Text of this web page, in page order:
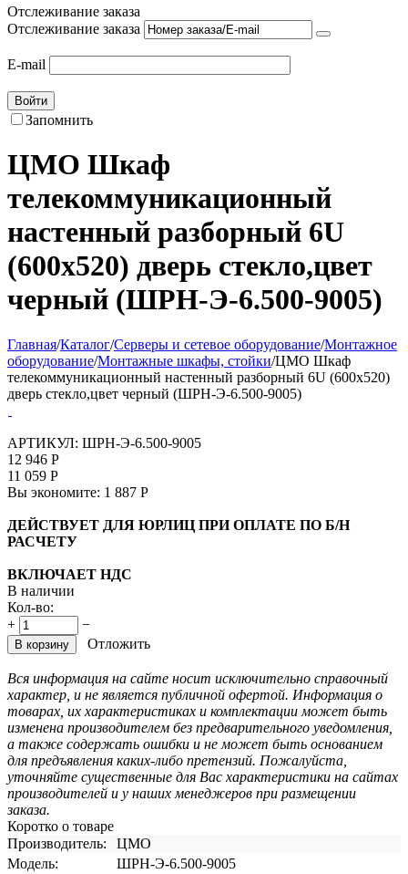
Отслеживание заказа
Отслеживание заказа
E-mail
Войти
Запомнить
ЦМО Шкаф
телекоммуникационный
настенный разборный 6U
(600х520) дверь стекло,цвет
черный (ШРН-Э-6.500-9005)
Главная/Каталог/Серверы и сетевое оборудование/Монтажное
оборудование/Монтажные шкафы, стойки/ЦМО Шкаф
телекоммуникационный настенный разборный 6U (600х520)
дверь стекло,цвет черный (ШРН-Э-6.500-9005)
АРТИКУЛ: ШРН-Э-6.500-9005
12 946 Р
11 059 Р
Вы экономите: 1 887 Р
ДЕЙСТВУЕТ ДЛЯ ЮРЛИЦ ПРИ ОПЛАТЕ ПО Б/Н
РАСЧЕТУ
ВКЛЮЧАЕТ НДС
В наличии
Кол-во:
+
−
В корзину Отложить
Вся информация на сайте носит исключительно справочный
характер, и не является публичной офертой. Информация о
товарах, их характеристиках и комплектации может быть
изменена производителем без предварительного уведомления,
а также содержать ошибки и не может быть основанием
для предъявления каких-либо претензий. Пожалуйста,
уточняйте существенные для Вас характеристики на сайтах
производителей и у наших менеджеров при размещении
заказа.
Коротко о товаре
Производитель:
ЦМО
Модель:
ШРН-Э-6.500-9005